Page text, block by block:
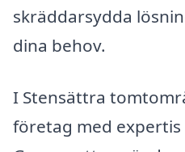
skräddarsydda
dina behov.
I Stensättra
företag med